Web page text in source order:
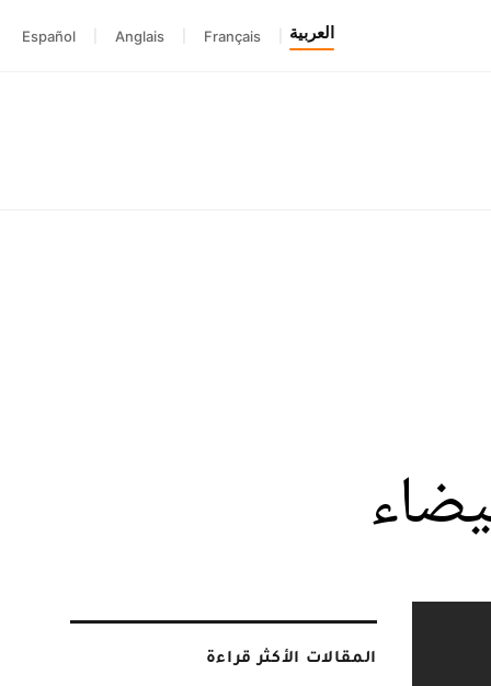
العربية Français
Anglais
Español
المقالات الأكثر قراءة